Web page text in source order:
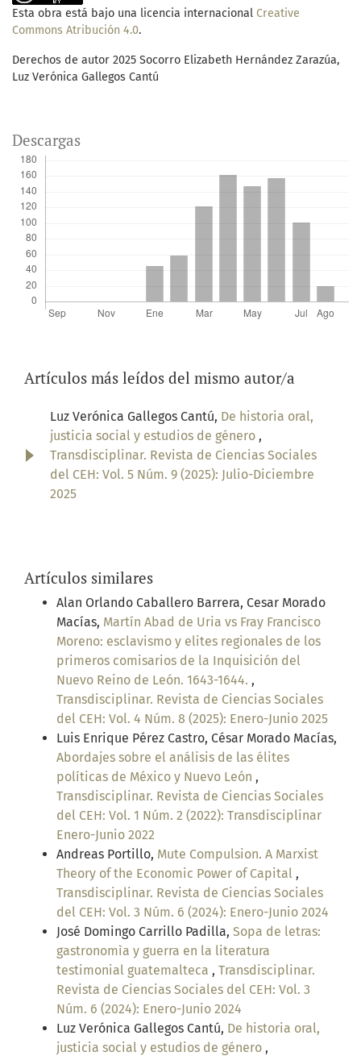
Esta obra está bajo una licencia internacional Creative
Commons Atribución 4.0.
Derechos de autor 2025 Socorro Elizabeth Hernández Zarazúa,
Luz Verónica Gallegos Cantú
Descargas
Artículos más leídos del mismo autor/a
Luz Verónica Gallegos Cantú, De historia oral,
justicia social y estudios de género ,
Transdisciplinar. Revista de Ciencias Sociales
del CEH: Vol. 5 Núm. 9 (2025): Julio-Diciembre
2025
Artículos similares
Alan Orlando Caballero Barrera, Cesar Morado
Macías, Martín Abad de Uria vs Fray Francisco
Moreno: esclavismo y elites regionales de los
primeros comisarios de la Inquisición del
Nuevo Reino de León. 1643-1644. ,
Transdisciplinar. Revista de Ciencias Sociales
del CEH: Vol. 4 Núm. 8 (2025): Enero-Junio 2025
Luis Enrique Pérez Castro, César Morado Macías,
Abordajes sobre el análisis de las élites
políticas de México y Nuevo León ,
Transdisciplinar. Revista de Ciencias Sociales
del CEH: Vol. 1 Núm. 2 (2022): Transdisciplinar
Enero-Junio 2022
Andreas Portillo, Mute Compulsion. A Marxist
Theory of the Economic Power of Capital ,
Transdisciplinar. Revista de Ciencias Sociales
del CEH: Vol. 3 Núm. 6 (2024): Enero-Junio 2024
José Domingo Carrillo Padilla, Sopa de letras:
gastronomìa y guerra en la literatura
testimonial guatemalteca , Transdisciplinar.
Revista de Ciencias Sociales del CEH: Vol. 3
Núm. 6 (2024): Enero-Junio 2024
Luz Verónica Gallegos Cantú, De historia oral,
justicia social y estudios de género ,